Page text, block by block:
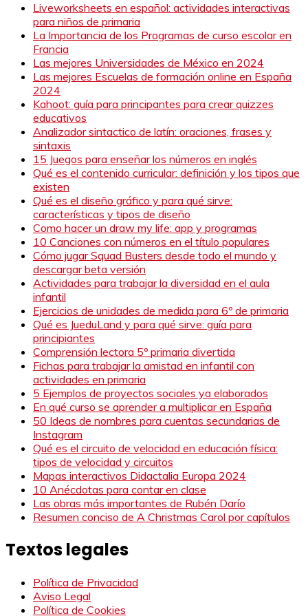
Liveworksheets en español: actividades interactivas
para niños de primaria
La Importancia de los Programas de curso escolar en
Francia
Las mejores Universidades de México en 2024
Las mejores Escuelas de formación online en España
2024
Kahoot: guía para principantes para crear quizzes
educativos
Analizador sintactico de latín: oraciones, frases y
sintaxis
15 Juegos para enseñar los números en inglés
Qué es el contenido curricular: definición y los tipos que
existen
Qué es el diseño gráfico y para qué sirve:
características y tipos de diseño
Como hacer un draw my life: app y programas
10 Canciones con números en el título populares
Cómo jugar Squad Busters desde todo el mundo y
descargar beta versión
Actividades para trabajar la diversidad en el aula
infantil
Ejercicios de unidades de medida para 6º de primaria
Qué es JueduLand y para qué sirve: guía para
principiantes
Comprensión lectora 5º primaria divertida
Fichas para trabajar la amistad en infantil con
actividades en primaria
5 Ejemplos de proyectos sociales ya elaborados
En qué curso se aprender a multiplicar en España
50 Ideas de nombres para cuentas secundarias de
Instagram
Qué es el circuito de velocidad en educación física:
tipos de velocidad y circuitos
Mapas interactivos Didactalia Europa 2024
10 Anécdotas para contar en clase
Las obras más importantes de Rubén Darío
Resumen conciso de A Christmas Carol por capítulos
Textos legales
Política de Privacidad
Aviso Legal
Política de Cookies